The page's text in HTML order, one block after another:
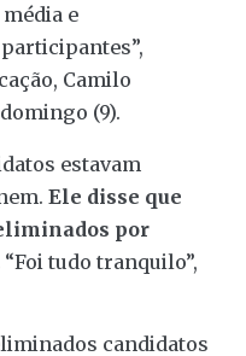
média e
Camilo
(9).
estavam
Ele disse que
por
“Foi tudo tranquilo”,
candidatos